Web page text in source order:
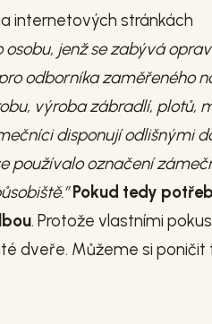
internetových stránkách
jenž se zabývá
odborníka zaměřeného
výroba zábradlí, plotů,
disponují odlišnými
používalo označení
Pokud tedy
. Protože vlastními
dveře. Můžeme si poničit